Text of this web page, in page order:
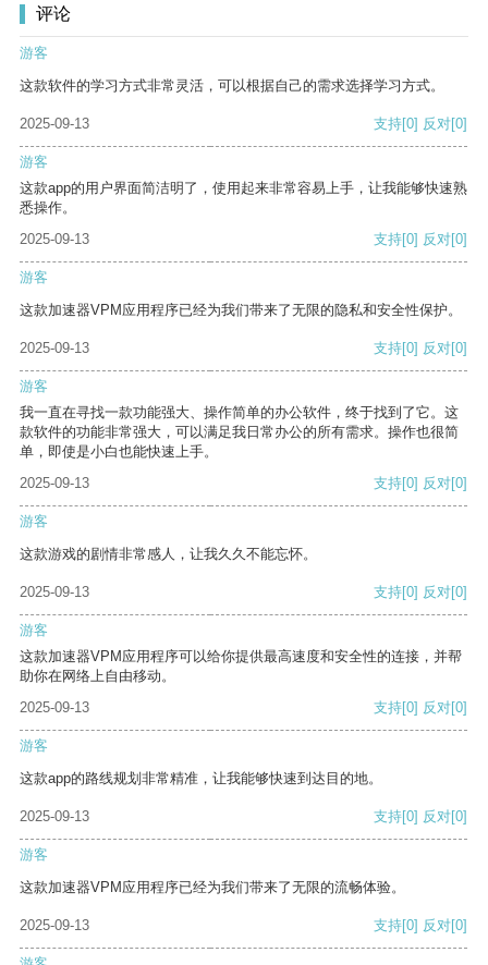
评论
游客
这款软件的学习方式非常灵活，可以根据自己的需求选择学习方式。
2025-09-13 支持[0] 反对[0]
游客
这款app的用户界面简洁明了，使用起来非常容易上手，让我能够快速熟
悉操作。
2025-09-13
支持[0] 反对[0]
游客
这款加速器VPM应用程序已经为我们带来了无限的隐私和安全性保护。
2025-09-13 支持[0] 反对[0]
游客
我一直在寻找一款功能强大、操作简单的办公软件，终于找到了它。这
款软件的功能非常强大，可以满足我日常办公的所有需求。操作也很简
单，即使是小白也能快速上手。
2025-09-13
支持[0] 反对[0]
游客
这款游戏的剧情非常感人，让我久久不能忘怀。
2025-09-13 支持[0] 反对[0]
游客
这款加速器VPM应用程序可以给你提供最高速度和安全性的连接，并帮
助你在网络上自由移动。
2025-09-13
支持[0] 反对[0]
游客
这款app的路线规划非常精准，让我能够快速到达目的地。
2025-09-13 支持[0] 反对[0]
游客
这款加速器VPM应用程序已经为我们带来了无限的流畅体验。
2025-09-13 支持[0] 反对[0]